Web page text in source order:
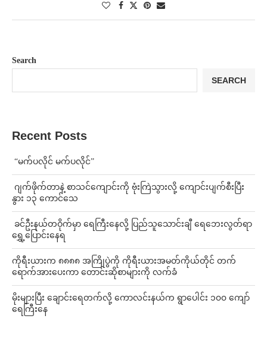
Search
SEARCH
Recent Posts
⁨ ⁨“မက်ပလိုင် မက်ပလိုင်”
⁨⁩ ⁨ဂျက်ဖိုက်တာနဲ့ စာသင်ကျောင်းကို ဗုံးကြဲသွားလို့ ကျောင်းပျက်စီးပြီး
နွား ၁၃ ကောင်သေ
⁩ ⁨ခင်ဦးနယ်တဝိုက်မှာ ရေကြီးနေလို့ ပြည်သူသောင်းချီ ရေဘေးလွတ်ရာ
ရွှေ့ပြောင်းနေရ
ကိုရီးယားက ၈၈၈၈ အကြိုပွဲကို ကိုရီးယားအမတ်ကိုယ်တိုင် တက်
ရောက်အားပေးကာ တောင်းဆိုစာများကို လက်ခံ
⁨မိုးများပြီး ချောင်းရေတက်လို့ ကောလင်းနယ်က ရွာပေါင်း ၁၀၀ ကျော်
ရေကြီးနေ